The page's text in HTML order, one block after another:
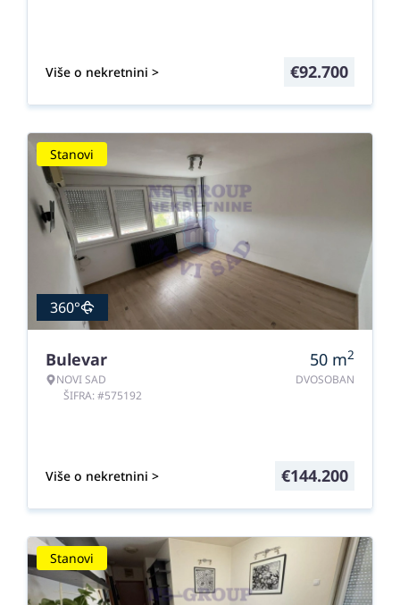
Više o nekretnini > €92.700
Stanovi
360°
Bulevar
NOVI SAD
ŠIFRA: #575192
50 m2
DVOSOBAN
Više o nekretnini > €144.200
Stanovi